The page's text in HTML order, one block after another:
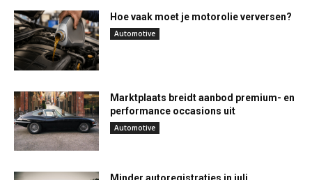
Hoe vaak moet je motorolie verversen?
Automotive
Marktplaats breidt aanbod premium- en
performance occasions uit
Automotive